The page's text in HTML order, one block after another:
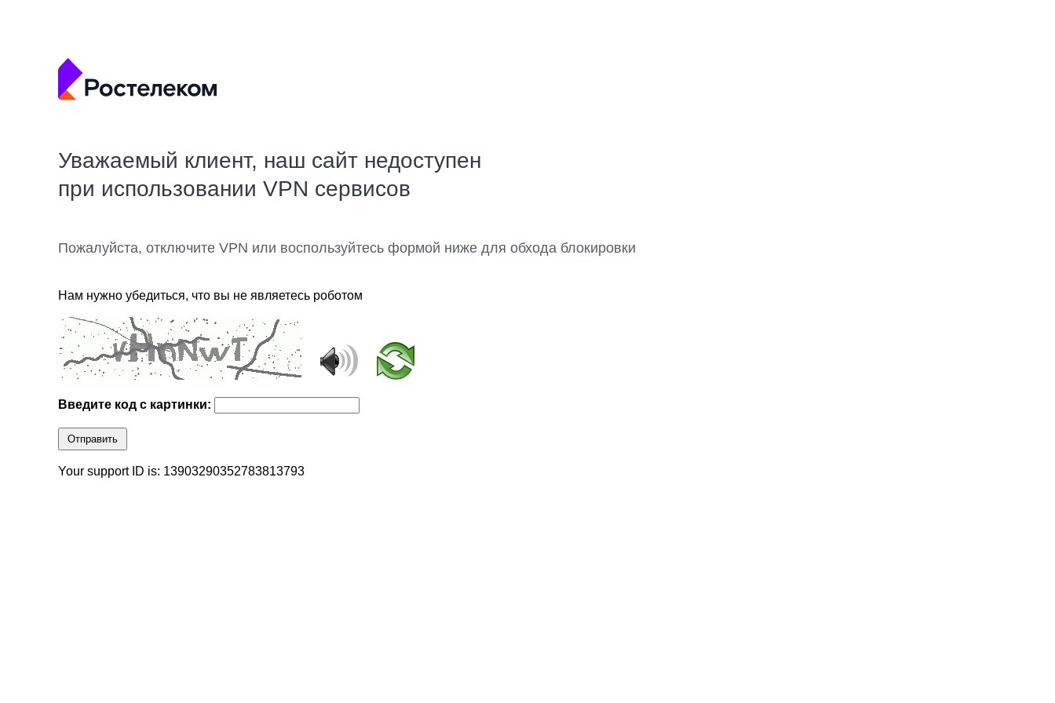
Уважаемый клиент, наш сайт недоступен
при использовании VPN сервисов
Пожалуйста, отключите VPN или воспользуйтесь формой ниже для обхода блокировки
Нам нужно убедиться, что вы не являетесь роботом
Введите код с картинки:
Отправить
Your support ID is: 13903290352783813793